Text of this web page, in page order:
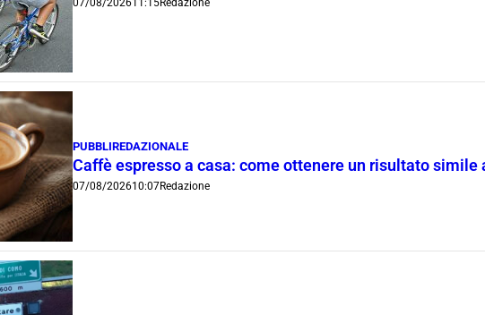
07/08/202611:15Redazione
PUBBLIREDAZIONALE
Caffè espresso a casa: come ottenere un risultato simile
07/08/202610:07Redazione